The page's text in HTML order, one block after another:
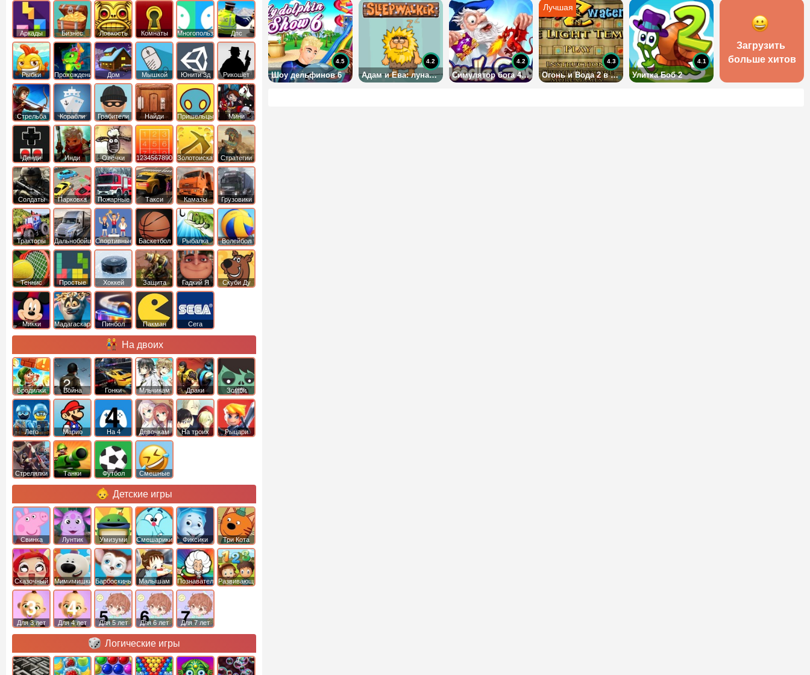
Шоу дельфинов 6
4.5
Адам и Ева: лунатик
4.2
Симулятор бога 4: на русском
4.2
Огонь и Вода 2 в Храме Света
4.3
Улитка Боб 2
4.1
Загрузить
больше хитов
Аркады
Бизнес
симуляторы
Ловкость Комнаты Многопользовательские
Дпс
Рыбки Прохождение Дом Мышкой Юнити 3д Рикошет
Cтрельба
из лука
Корабли Грабители
Найди
выход
Пришельцы Мини
Денди Инди
Овечки
идут домой
1234567890 ЗолотоискательСтратегии
Солдаты
Парковка
машин
Пожарные
машины
Такси Камазы Грузовики
Тракторы ДальнобойщикиСпортивные Баскетбол Рыбалка Волейбол
Теннис Простые Хоккей
Защита
башни
Гадкий Я Скуби Ду
Микки
Мадагаскар Пинбол Пакман Сега
На двоих
Бродилки Война Гонки Мльчикам Драки Зомби
Лего Марио На 4 Девочкам На троих Рыцари
Стрелялки Танки Футбол Смешные
Детские игры
Свинка
Пеппа
Лунтик Умизуми Смешарики Фиксики Три Кота
Сказочный
патруль
Мимимишки Барбоскины Малышам ПознавательныеРазвивающие
Для 3 лет Для 4 лет Для 5 лет Для 6 лет Для 7 лет
Логические игры